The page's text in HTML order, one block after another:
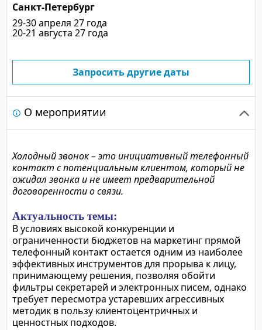
Санкт-Петербург
29-30 апреля 27 года
20-21 августа 27 года
Запросить другие даты
О мероприятии
Холодный звонок – это инициативный телефонный
контакт с потенциальным клиентом, который не
ожидал звонка и не имеет предварительной
договоренности о связи.
Актуальность темы:
В условиях высокой конкуренции и
ограниченности бюджетов на маркетинг прямой
телефонный контакт остается одним из наиболее
эффективных инструментов для прорыва к лицу,
принимающему решения, позволяя обойти
фильтры секретарей и электронных писем, однако
требует пересмотра устаревших агрессивных
методик в пользу клиентоцентричных и
ценностных подходов.